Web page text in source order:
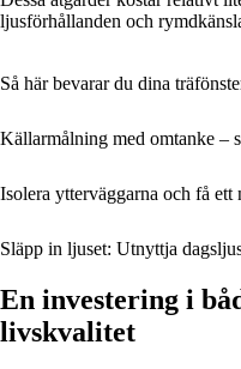
ljusförhållanden och
Så här bevarar du dina
Källarmålning med omtanke –
Isolera ytterväggarna och få ett
Släpp in ljuset: Utnyttja
En investering i
livskvalitet